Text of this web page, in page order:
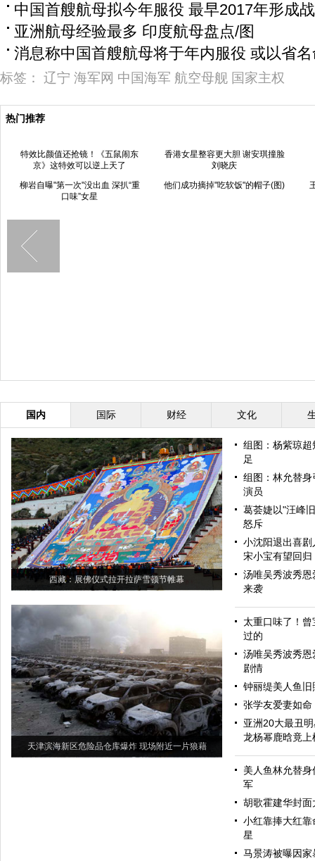
中国首艘航母拟今年服役 最早2017年形成
亚洲航母经验最多 印度航母盘点/图
消息称中国首艘航母将于年内服役 或以省
标签： 辽宁 海军网 中国海军 航空母舰 国家主权
热门推荐
特效比颜值还抢镜！《五鼠闹东
京》这特效可以逆上天了
香港女星整容更大胆 谢安琪撞脸
刘晓庆
柳岩自曝"第一次"没出血 深扒“重
口味”女星
他们成功摘掉"吃软饭"的帽子(图)
国内 国际 财经 文化
西藏：展佛仪式拉开拉萨雪顿节帷幕
天津滨海新区危险品仓库爆炸 现场附近一片狼藉
组图：杨紫琼
足
组图：林允替
演员
葛荟婕以"汪峰
怒斥
小沈阳退出喜
宋小宝有望回归
汤唯吴秀波秀
来袭
太重口味了！
过的
汤唯吴秀波秀恩
剧情
钟丽缇美人鱼
张学友爱妻如
亚洲20大最丑
龙杨幂鹿晗竟上
美人鱼林允替
军
胡歌霍建华封
小红靠捧大红
星
马景涛被曝因